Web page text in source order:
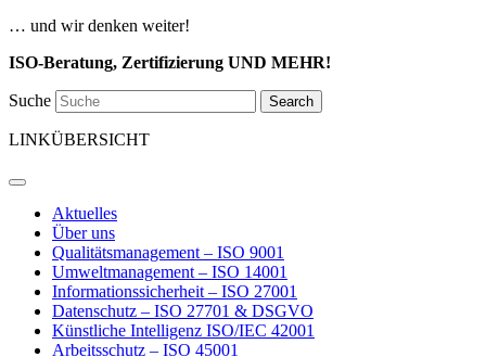
… und wir denken weiter!
ISO-Beratung, Zertifizierung UND MEHR!
Suche Search
LINKÜBERSICHT
Aktuelles
Über uns
Qualitätsmanagement – ISO 9001
Umweltmanagement – ISO 14001
Informationssicherheit – ISO 27001
Datenschutz – ISO 27701 & DSGVO
Künstliche Intelligenz ISO/IEC 42001
Arbeitsschutz – ISO 45001